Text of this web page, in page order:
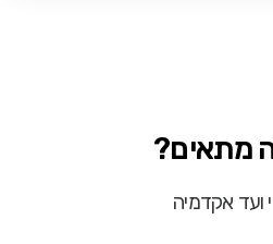
מתאים?
ועד אקדמיה